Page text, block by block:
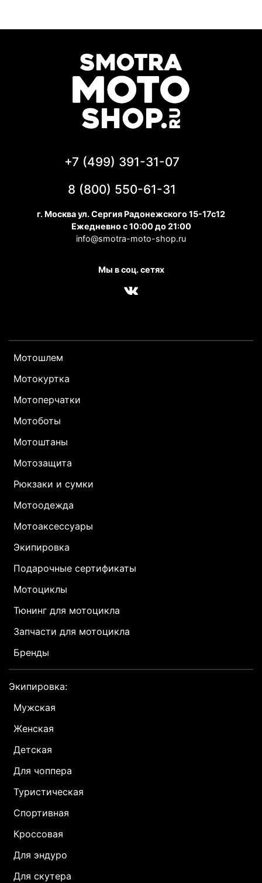
Мотошлем
Мотокуртка
Мотоперчатки
Мотоботы
Мотоштаны
Мотозащита
Рюкзаки и сумки
Мотоодежда
Мотоаксессуары
Экипировка
Подарочные сертификаты
Мотоциклы
Тюнинг для мотоцикла
Запчасти для мотоцикла
Бренды
Экипировка:
Мужская
Женская
Детская
Для чоппера
Туристическая
Спортивная
Кроссовая
Для эндуро
Для скутера
+7 (499) 391-31-07
8 (800) 550-61-31
г. Москва ул. Сергия Радонежского 15-17с12
Ежедневно с 10:00 до 21:00
info@smotra-moto-shop.ru
Мы в соц. сетях